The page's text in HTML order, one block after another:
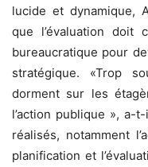
lucide et dynamique,
que l’évaluation doit
bureaucratique pour
stratégique. «Trop
dorment sur les
l’action publique », a-
réalisés, notamment
planification et